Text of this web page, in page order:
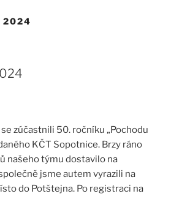
2024
zúčastnili 50. ročníku „Pochodu
KČT Sopotnice. Brzy ráno
našeho týmu dostavilo na
jsme autem vyrazili na
do Potštejna. Po registraci na